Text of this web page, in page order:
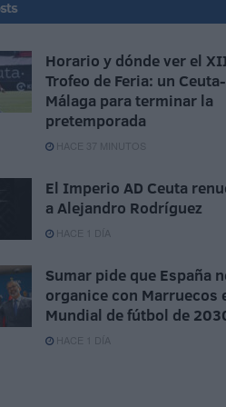
Horario y dónde ver el
Trofeo de Feria: un Ceuta-
Málaga para terminar la
pretemporada
HACE 37 MINUTOS
El Imperio AD Ceuta
a Alejandro Rodríguez
HACE 1 DÍA
Sumar pide que España
organice con Marruecos
Mundial de fútbol de
HACE 1 DÍA